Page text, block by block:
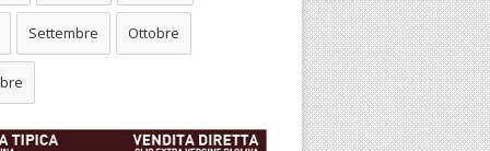
Settembre Ottobre